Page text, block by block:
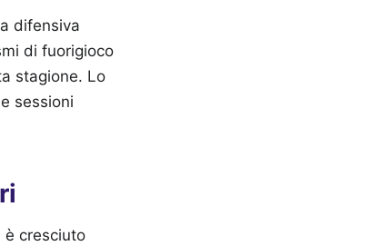
difensiva
di fuorigioco
stagione. Lo
sessioni
è cresciuto